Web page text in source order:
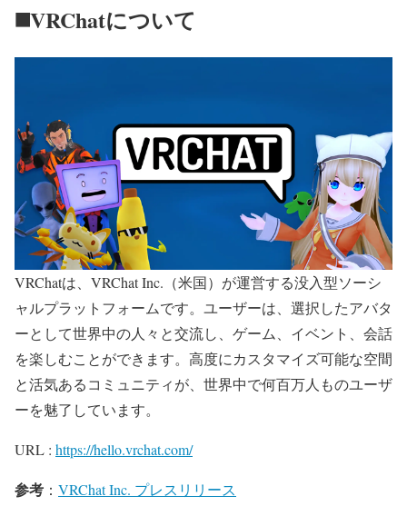
◼️VRChatについて
VRChatは、VRChat Inc.（米国）が運営する没入型ソーシ
ャルプラットフォームです。ユーザーは、選択したアバタ
ーとして世界中の人々と交流し、ゲーム、イベント、会話
を楽しむことができます。高度にカスタマイズ可能な空間
と活気あるコミュニティが、世界中で何百万人ものユーザ
ーを魅了しています。
URL : https://hello.vrchat.com/
参考 ： VRChat Inc. プレスリリース